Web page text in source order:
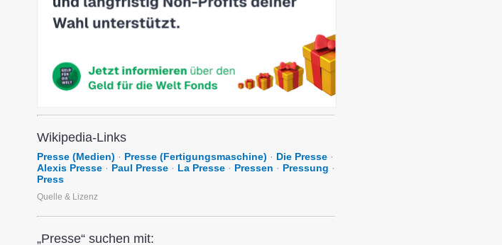
Wikipedia-Links
Presse (Medien) · Presse (Fertigungsmaschine) · Die Presse ·
Alexis Presse · Paul Presse · La Presse · Pressen · Pressung ·
Press
Quelle & Lizenz
„Presse“ suchen mit: